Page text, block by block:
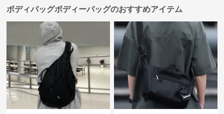
ボディバッグボディーバッグのおすすめアイテム